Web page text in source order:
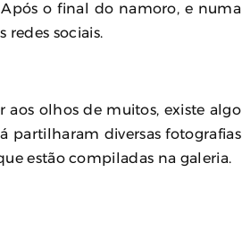
Após o final do namoro, e numa
redes sociais.
aos olhos de muitos, existe algo
partilharam diversas fotografias
estão compiladas na galeria.